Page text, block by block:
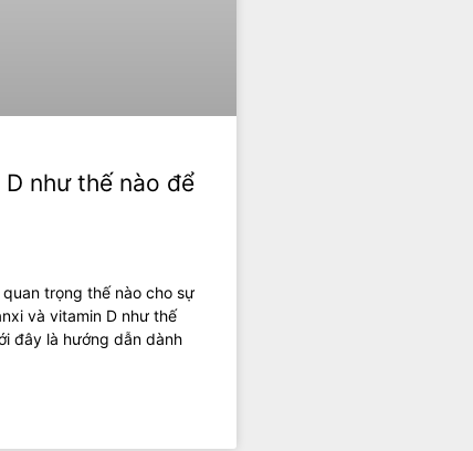
như thế nào để
trọng thế nào cho sự
và vitamin D như thế
đây là hướng dẫn dành